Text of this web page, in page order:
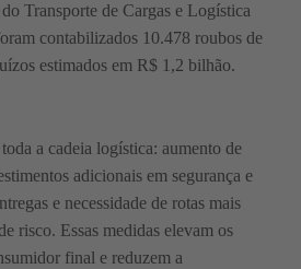
Transporte de Cargas e Logística
contabilizados 10.478 roubos de
estimados em R$ 1,2 bilhão.
a cadeia logística: aumento de
adicionais em segurança e
e necessidade de rotas mais
risco. Essas medidas elevam os
final e reduzem a